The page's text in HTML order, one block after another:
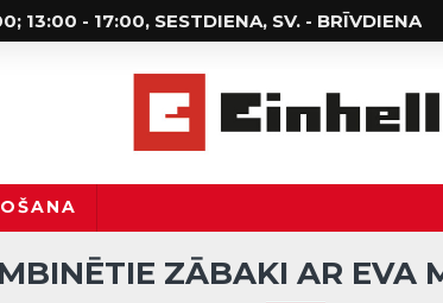
13:00 - 17:00, SESTDIENA, SV. - BRĪVDIENA
ZĀBAKI AR EVA